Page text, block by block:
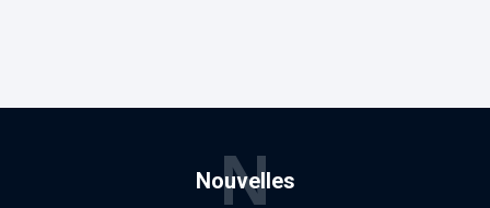
Nouvelles
N